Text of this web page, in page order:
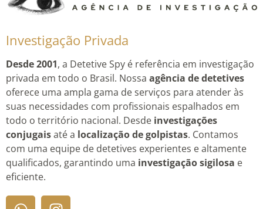
Investigação Privada
Desde 2001, a Detetive Spy é referência em investigação
privada em todo o Brasil. Nossa agência de detetives
oferece uma ampla gama de serviços para atender às
suas necessidades com profissionais espalhados em
todo o território nacional. Desde investigações
conjugaisaté a localização de golpistas. Contamos
com uma equipe de detetives experientes e altamente
qualificados, garantindo uma investigação sigilosa e
eficiente.